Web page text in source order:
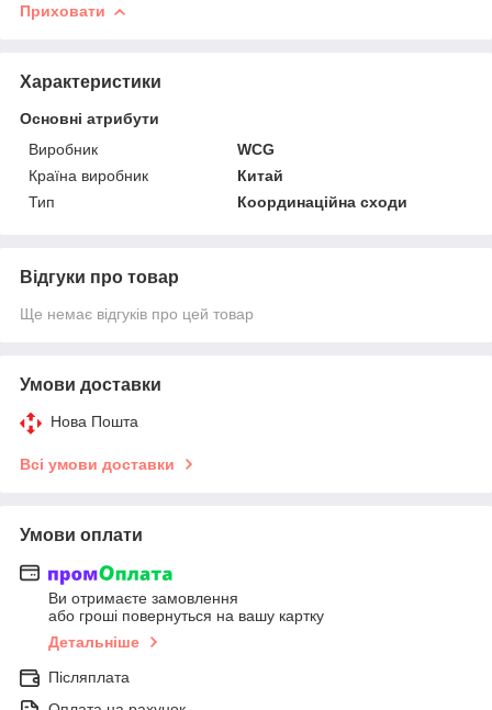
Приховати
Характеристики
Основні атрибути
Виробник
WCG
Країна виробник
Китай
Тип
Координаційна сходи
Відгуки про товар
Ще немає відгуків про цей товар
Умови доставки
Нова Пошта
Всі умови доставки
Умови оплати
Ви отримаєте замовлення
або гроші повернуться на вашу картку
Детальніше
Післяплата